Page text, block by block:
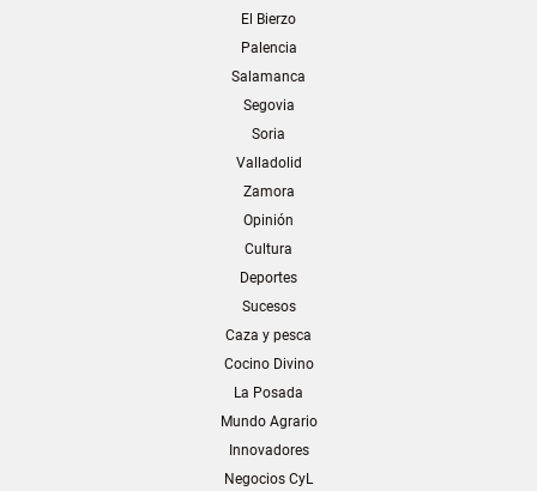
El Bierzo
Palencia
Salamanca
Segovia
Soria
Valladolid
Zamora
Opinión
Cultura
Deportes
Sucesos
Caza y pesca
Cocino Divino
La Posada
Mundo Agrario
Innovadores
Negocios CyL